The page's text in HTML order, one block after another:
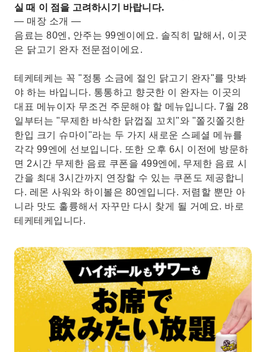
실 때 이 점을 고려하시기 바랍니다.
— 매장 소개 —
음료는 80엔, 안주는 99엔이에요. 솔직히 말해서, 이곳
은 닭고기 완자 전문점이에요.
테케테케는 꼭 "정통 소금에 절인 닭고기 완자"를 맛봐
야 하는 바입니다. 통통하고 향긋한 이 완자는 이곳의
대표 메뉴이자 무조건 주문해야 할 메뉴입니다. 7월 28
일부터는 "무제한 바삭한 닭껍질 꼬치"와 "쫄깃쫄깃한
한입 크기 슈마이"라는 두 가지 새로운 스페셜 메뉴를
각각 99엔에 선보입니다. 또한 오후 6시 이전에 방문하
면 2시간 무제한 음료 쿠폰을 499엔에, 무제한 음료 시
간을 최대 3시간까지 연장할 수 있는 쿠폰도 제공합니
다. 레몬 사워와 하이볼은 80엔입니다. 저렴할 뿐만 아
니라 맛도 훌륭해서 자꾸만 다시 찾게 될 거예요. 바로
테케테케입니다.